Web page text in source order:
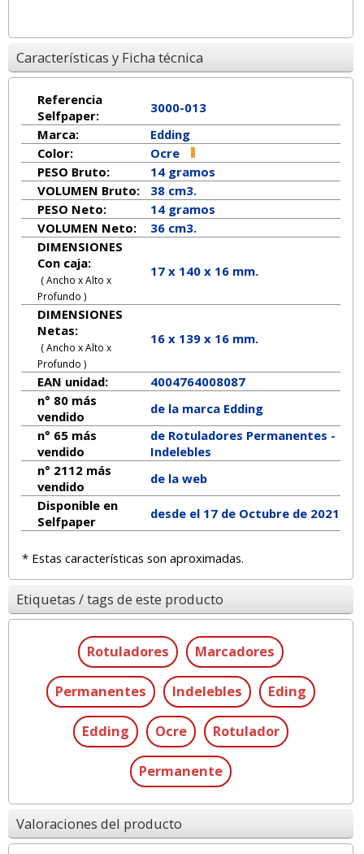
Características y Ficha técnica
Referencia
Selfpaper:
3000-013
Marca:
Edding
Color:
Ocre
PESO Bruto:
14 gramos
VOLUMEN Bruto:
38 cm3.
PESO Neto:
14gramos
VOLUMEN Neto:
36 cm3.
DIMENSIONES
Con caja:
( Ancho x Alto x
Profundo )
17 x 140 x 16 mm.
DIMENSIONES
Netas:
( Ancho x Alto x
Profundo )
16x 139x 16mm.
EAN unidad:
4004764008087
n° 80 más
vendido
de la marca Edding
n° 65 más
vendido
de Rotuladores Permanentes -
Indelebles
n° 2112 más
vendido
de la web
Disponible en
Selfpaper
desde el 17 de Octubre de 2021
* Estas características son aproximadas.
Etiquetas / tags de este producto
Rotuladores Marcadores
Permanentes Indelebles Eding
Edding Ocre Rotulador
Permanente
Valoraciones del producto